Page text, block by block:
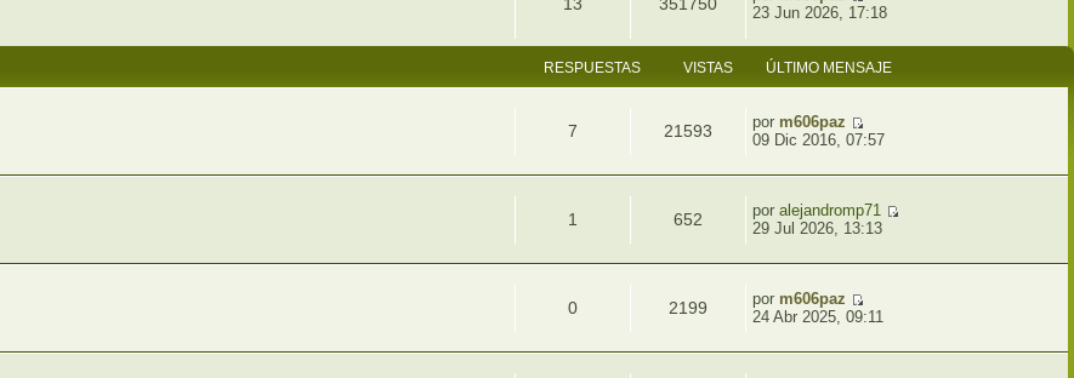
23 Jun 2026, 17:18
RESPUESTAS VISTAS ÚLTIMO MENSAJE
7 21593 por m606paz
09 Dic 2016, 07:57
1 652 por alejandromp71
29 Jul 2026, 13:13
0 2199 por m606paz
24 Abr 2025, 09:11